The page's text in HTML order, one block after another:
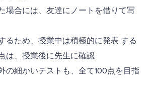
場合には、友達にノートを借りて写
るため、授業中は積極的に発表 する
は、授業後に先生に確認
の細かいテストも、全て100点を目指